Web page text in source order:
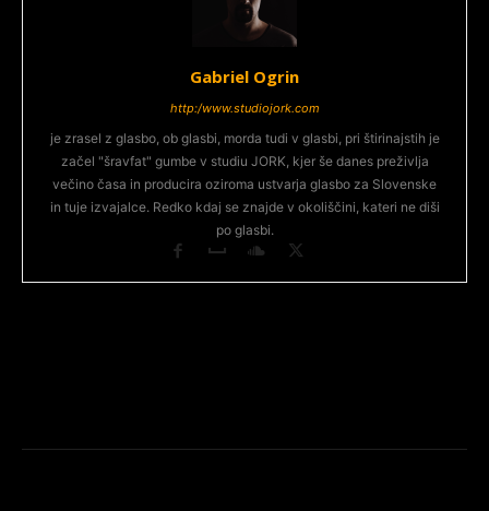
Gabriel Ogrin
http:/www.studiojork.com
je zrasel z glasbo, ob glasbi, morda tudi v glasbi, pri štirinajstih je
začel "šravfat" gumbe v studiu JORK, kjer še danes preživlja
večino časa in producira oziroma ustvarja glasbo za Slovenske
in tuje izvajalce. Redko kdaj se znajde v okoliščini, kateri ne diši
po glasbi.